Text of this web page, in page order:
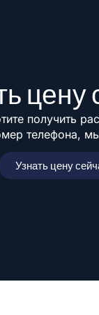
цену
получить
телефона,
Узнать цену